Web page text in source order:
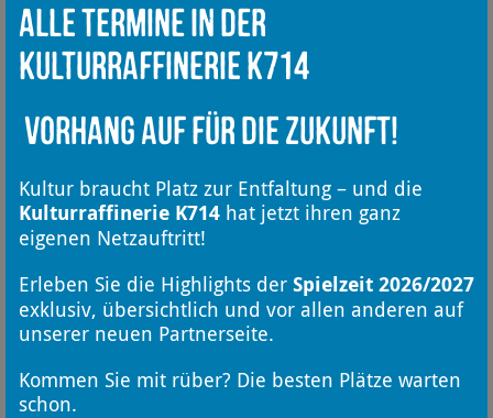
Alle Termine in der
Kulturraffinerie K714
Vorhang auf für die Zukunft!
Kultur braucht Platz zur Entfaltung – und die
Kulturraffinerie K714 hat jetzt ihren ganz
eigenen Netzauftritt!
Erleben Sie die Highlights der Spielzeit 2026/2027
exklusiv, übersichtlich und vor allen anderen auf
unserer neuen Partnerseite.
Kommen Sie mit rüber? Die besten Plätze warten
schon.